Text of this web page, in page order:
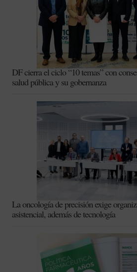
DF cierra el ciclo “10 temas” con
salud pública y su gobernanza
La oncología de precisión exige
asistencial, además de tecnología